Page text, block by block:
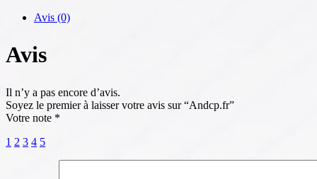
Avis (0)
Avis
Il n’y a pas encore d’avis.
Soyez le premier à laisser votre avis sur “Andcp.fr”
Votre note *
1 2 3 4 5